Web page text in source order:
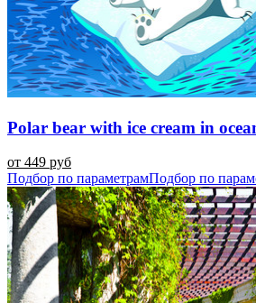
Polar bear with ice cream in
от 449 руб
Подбор по параметрамПодбор по